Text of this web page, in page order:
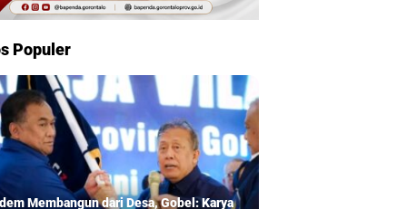
Populer
Membangun dari Desa, Gobel: Karya